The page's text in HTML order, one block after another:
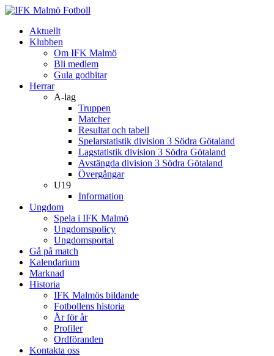
Aktuellt
Klubben
Om IFK Malmö
Bli medlem
Gula godbitar
Herrar
A-lag
Truppen
Matcher
Resultat och tabell
Spelarstatistik division 3 Södra Götaland
Lagstatistik division 3 Södra Götaland
Avstängda division 3 Södra Götaland
Övergångar
U19
Information
Ungdom
Spela i IFK Malmö
Ungdomspolicy
Ungdomsportal
Gå på match
Kalendarium
Marknad
Historia
IFK Malmös bildande
Fotbollens historia
År för år
Profiler
Ordföranden
Kontakta oss